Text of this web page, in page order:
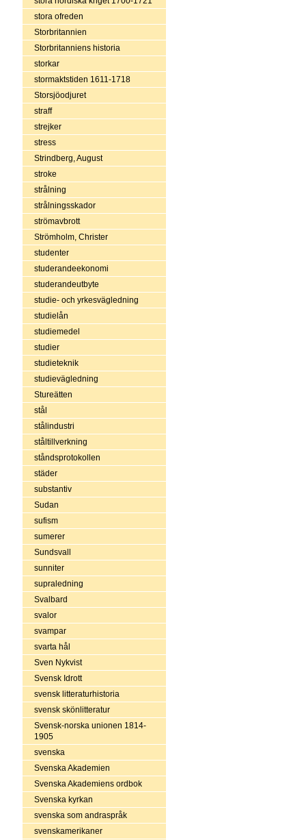
stora ofreden
Storbritannien
Storbritanniens historia
storkar
stormaktstiden 1611-1718
Storsjöodjuret
straff
strejker
stress
Strindberg, August
stroke
strålning
strålningsskador
strömavbrott
Strömholm, Christer
studenter
studerandeekonomi
studerandeutbyte
studie- och yrkesvägledning
studielån
studiemedel
studier
studieteknik
studievägledning
Stureätten
stål
stålindustri
ståltillverkning
ståndsprotokollen
städer
substantiv
Sudan
sufism
sumerer
Sundsvall
sunniter
supraledning
Svalbard
svalor
svampar
svarta hål
Sven Nykvist
Svensk Idrott
svensk litteraturhistoria
svensk skönlitteratur
Svensk-norska unionen 1814-
1905
svenska
Svenska Akademien
Svenska Akademiens ordbok
Svenska kyrkan
svenska som andraspråk
svenskamerikaner